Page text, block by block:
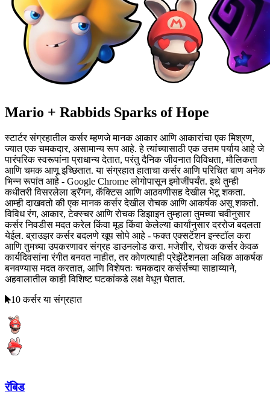
Mario + Rabbids Sparks of Hope
स्टार्टर संग्रहातील कर्सर म्हणजे मानक आकार आणि आकारांचा एक मिश्रण,
ज्यात एक चमकदार, असामान्य रूप आहे. हे त्यांच्यासाठी एक उत्तम पर्याय आहे जे
पारंपरिक स्वरूपांना प्राधान्य देतात, परंतु दैनिक जीवनात विविधता, मौलिकता
आणि चमक आणू इच्छितात. या संग्रहात हाताचा कर्सर आणि परिचित बाण अनेक
भिन्न रूपांत आहे - Google Chrome लोगोपासून इमोजींपर्यंत. इथे तुम्ही
कधीतरी विसरलेला ड्रॅगन, कॅक्टिस आणि आठवणीसह देखील भेटू शकता.
आम्ही दाखवतो की एक मानक कर्सर देखील रोचक आणि आकर्षक असू शकतो.
विविध रंग, आकार, टेक्स्चर आणि रोचक डिझाइन तुम्हाला तुमच्या चवीनुसार
कर्सर निवडीस मदत करेल किंवा मूड किंवा केलेल्या कार्यांनुसार दररोज बदलता
येईल. ब्राउझर कर्सर बदलणे खूप सोपे आहे - फक्त एक्सटेंशन इन्स्टॉल करा
आणि तुमच्या उपकरणावर संग्रह डाउनलोड करा. मजेशीर, रोचक कर्सर केवळ
कार्यदिवसांना रंगीत बनवत नाहीत, तर कोणत्याही प्रेझेंटेशनला अधिक आकर्षक
बनवण्यास मदत करतात, आणि विशेषतः चमकदार कर्सर्सच्या साहाय्याने,
अहवालातील काही विशिष्ट घटकांकडे लक्ष वेधून घेतात.
10 कर्सर या संग्रहात
रॅबिड